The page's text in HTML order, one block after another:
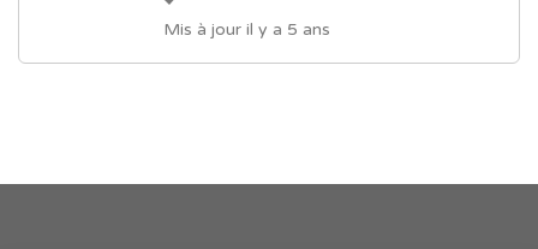
Mis à jour il y a 5 ans